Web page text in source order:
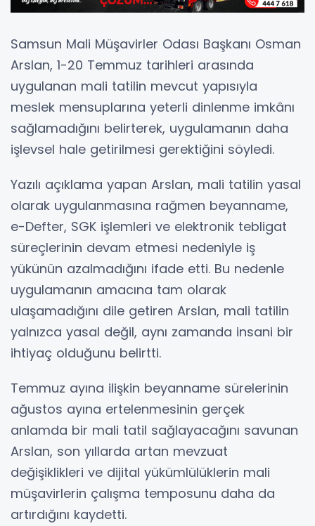
Samsun Mali Müşavirler Odası Başkanı Osman
Arslan, 1-20 Temmuz tarihleri arasında
uygulanan mali tatilin mevcut yapısıyla
meslek mensuplarına yeterli dinlenme imkânı
sağlamadığını belirterek, uygulamanın daha
işlevsel hale getirilmesi gerektiğini söyledi.
Yazılı açıklama yapan Arslan, mali tatilin yasal
olarak uygulanmasına rağmen beyanname,
e-Defter, SGK işlemleri ve elektronik tebligat
süreçlerinin devam etmesi nedeniyle iş
yükünün azalmadığını ifade etti. Bu nedenle
uygulamanın amacına tam olarak
ulaşamadığını dile getiren Arslan, mali tatilin
yalnızca yasal değil, aynı zamanda insani bir
ihtiyaç olduğunu belirtti.
Temmuz ayına ilişkin beyanname sürelerinin
ağustos ayına ertelenmesinin gerçek
anlamda bir mali tatil sağlayacağını savunan
Arslan, son yıllarda artan mevzuat
değişiklikleri ve dijital yükümlülüklerin mali
müşavirlerin çalışma temposunu daha da
artırdığını kaydetti.